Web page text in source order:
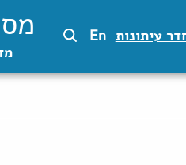
עיתונות En